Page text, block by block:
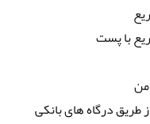
با پست
طریق درگاه های بانکی